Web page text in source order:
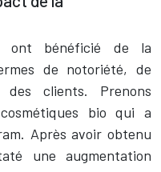
ont bénéficié de la
de notoriété, de
clients. Prenons
bio qui a
Après avoir obtenu
une augmentation